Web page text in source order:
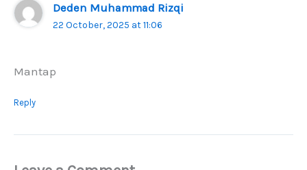
Deden Muhammad Rizqi
22 October, 2025 at 11:06
Mantap
Reply